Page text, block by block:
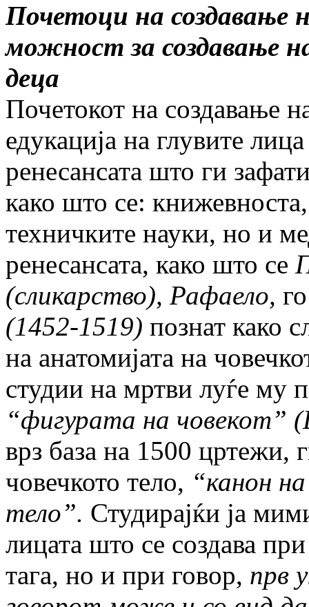
Почетоци на создавање
можност за создавање
деца
Почетокот на создавање
едукација на глувите
ренесансата што ги
како што се:
техничките науки, но и
ренесансата, како што се
(сликарство), Рафаело,
(1452-1519) познат како
на анатомијата на
студии на мртви луѓе му
“фигурата на човекот”
врз база на 1500 цртежи,
човечкото тело, “канон
тело”. Студирајќи ја
лицата што се создава
тага, но и при говор, прв